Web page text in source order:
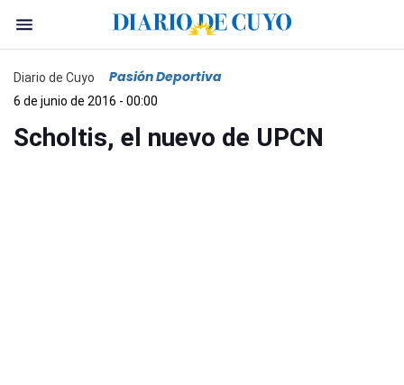
Diario de Cuyo Pasión Deportiva
6 de junio de 2016 - 00:00
Scholtis, el nuevo de UPCN